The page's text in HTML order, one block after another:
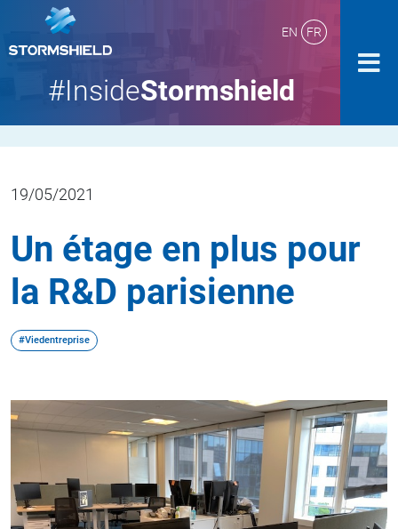
EN FR
#InsideStormshield
19/05/2021
Un étage en plus pour
la R&D parisienne
#Viedentreprise